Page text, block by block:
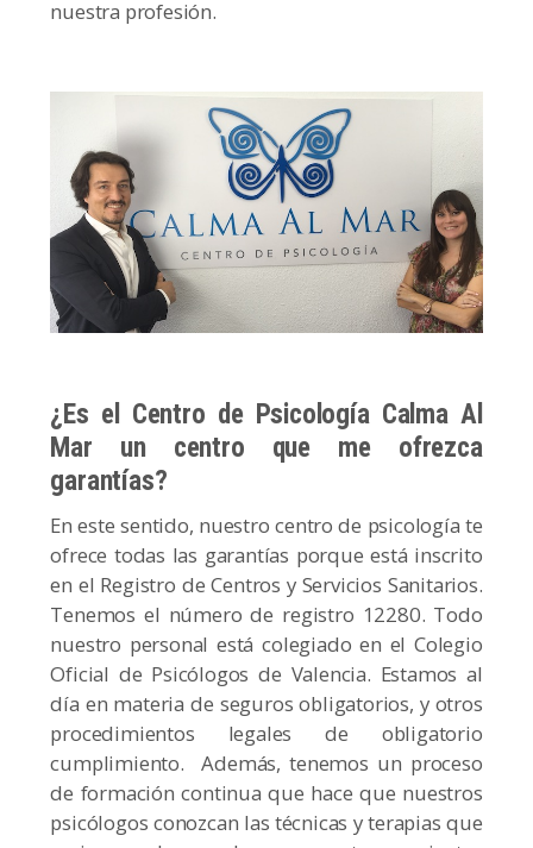
nuestra profesión.
¿Es el Centro de Psicología Calma Al
Mar un centro que me ofrezca
garantías?
En este sentido, nuestro centro de psicología te
ofrece todas las garantías porque está inscrito
en el Registro de Centros y Servicios Sanitarios.
Tenemos el número de registro 12280. Todo
nuestro personal está colegiado en el Colegio
Oficial de Psicólogos de Valencia. Estamos al
día en materia de seguros obligatorios, y otros
procedimientos legales de obligatorio
cumplimiento. Además, tenemos un proceso
de formación continua que hace que nuestros
psicólogos conozcan las técnicas y terapias que